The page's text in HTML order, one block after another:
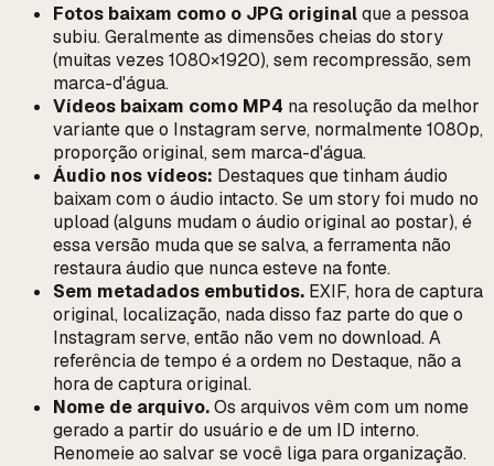
Fotos baixam como o JPG originalque a pessoa
subiu. Geralmente as dimensões cheias do story
(muitas vezes 1080×1920), sem recompressão, sem
marca-d'água.
Vídeos baixam como MP4 na resolução da melhor
variante que o Instagram serve, normalmente 1080p,
proporção original, sem marca-d'água.
Áudio nos vídeos: Destaques que tinham áudio
baixam com o áudio intacto. Se um story foi mudo no
upload (alguns mudam o áudio original ao postar), é
essa versão muda que se salva, a ferramenta não
restaura áudio que nunca esteve na fonte.
Sem metadados embutidos. EXIF, hora de captura
original, localização, nada disso faz parte do que o
Instagram serve, então não vem no download. A
referência de tempo é a ordem no Destaque, não a
hora de captura original.
Nome de arquivo.Os arquivos vêm com um nome
gerado a partir do usuário e de um ID interno.
Renomeie ao salvar se você liga para organização.